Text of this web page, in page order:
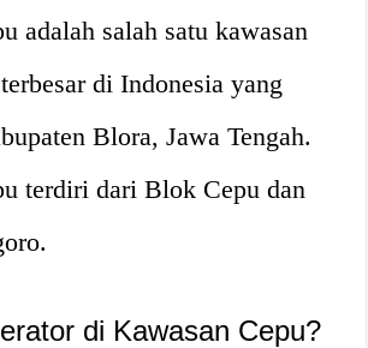
adalah salah satu kawasan
di Indonesia yang
Blora, Jawa Tengah.
terdiri dari Blok Cepu dan
di Kawasan Cepu?